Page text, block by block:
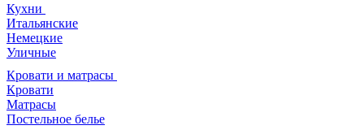
Кухни
Итальянские
Немецкие
Уличные
Кровати и матрасы
Кровати
Матрасы
Постельное белье